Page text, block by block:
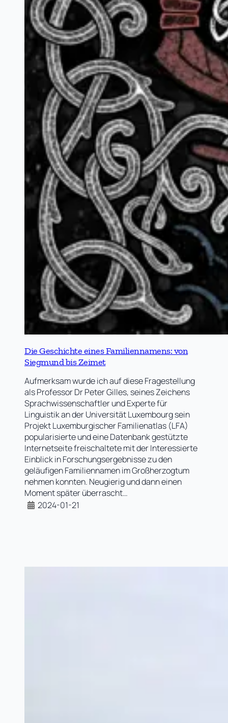
Die Geschichte eines Familiennamens: von
Siegmund bis Zeimet
Aufmerksam wurde ich auf diese Fragestellung
als Professor Dr Peter Gilles, seines Zeichens
Sprachwissenschaftler und Experte für
Linguistik an der Universität Luxembourg sein
Projekt Luxemburgischer Familienatlas (LFA)
popularisierte und eine Datenbank gestützte
Internetseite freischaltete mit der Interessierte
Einblick in Forschungsergebnisse zu den
geläufigen Familiennamen im Großherzogtum
nehmen konnten. Neugierig und dann einen
Moment später überrascht…
2024-01-21